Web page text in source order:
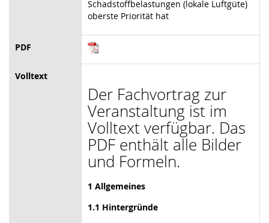
Schadstoffbelastungen (lokale Luftgüte)
oberste Priorität hat
PDF
Volltext
Der Fachvortrag zur
Veranstaltung ist im
Volltext verfügbar. Das
PDF enthält alle Bilder
und Formeln.
1 Allgemeines
1.1 Hintergründe